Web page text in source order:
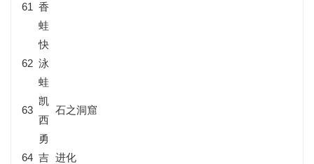
61 香
蛙
62
快
泳
蛙
63
凯
西
石之洞窟
64
勇
吉 进化